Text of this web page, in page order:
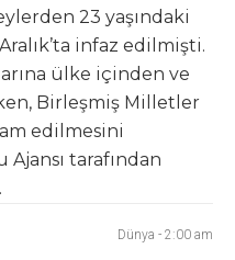
23 yaşındaki
infaz edilmişti.
ülke içinden ve
Birleşmiş Milletler
edilmesini
Ajansı tarafından
Dünya - 2:00 am